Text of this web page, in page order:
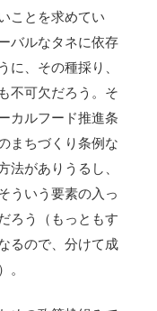
ことを求めてい
バルなタネに依存
に、その種採り、
不可欠だろう。そ
カルフード推進条
まちづくり条例な
法がありうるし、
ういう要素の入っ
ろう（もっともす
るので、分けて成
。